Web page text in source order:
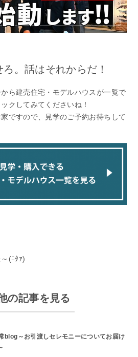
。話はそれからだ！
ら建売住宅・モデルハウスが一覧で
クしてみてくださいね！
ですので、見学のご予約お待ちして
(ﾆﾀｧ)
の記事を見る
blog～お引渡しセレモニーについてお届け